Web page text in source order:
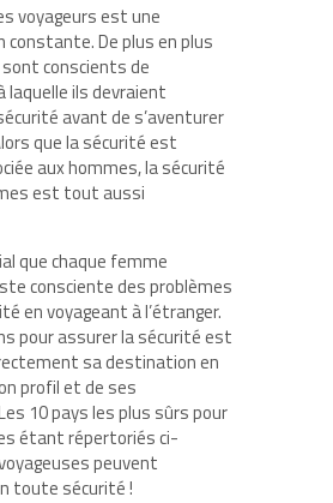
voyageurs est une
constante. De plus en plus
conscients de
laquelle ils devraient
avant de s’aventurer
que la sécurité est
aux hommes, la sécurité
est tout aussi
que chaque femme
consciente des problèmes
en voyageant à l’étranger.
pour assurer la sécurité est
sa destination en
profil et de ses
10 pays les plus sûrs pour
étant répertoriés ci-
peuvent
toute sécurité !